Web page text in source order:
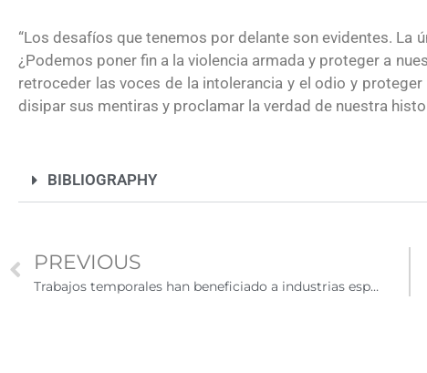
“Los desafíos que tenemos por delante son evidentes. La
¿Podemos poner fin a la violencia armada y proteger a
retroceder las voces de la intolerancia y el odio y
disipar sus mentiras y proclamar la verdad de nuestra
BIBLIOGRAPHY
PREVIOUS
Trabajos temporales han beneficiado a industrias especializadas￼
2026